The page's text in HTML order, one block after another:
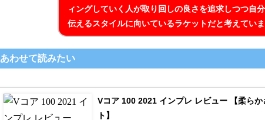
ィングしていく人が取り回しの良さを追求しつつ自
伝えるスタイルに向いているラケットだと考えてい
あわせて読みたい
Vコア 100 2021 インプレ レビュー 【柔ら
ト】